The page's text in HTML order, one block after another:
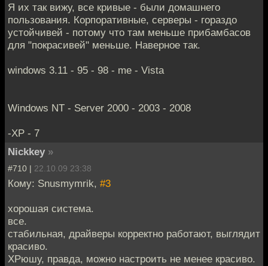
Я их так вижу, все кривые - были домашнего
пользования. Корпоративные, серверы - гораздо
устойчивей - потому что там меньше прибамбасов
для "покрасивей" меньше. Наверное так.
windows 3.11 - 95 - 98 - me - Vista
Windows NT - Server 2000 - 2003 - 2008
-XP - 7
Nickkey »
#710 | 22.10.09 23:38
Кому: Snusmymrik, #3
хорошая система.
все.
стабильная, драйверы корректно работают, выглядит
красиво.
ХРюшу, правда, можно настроить не менее красиво.